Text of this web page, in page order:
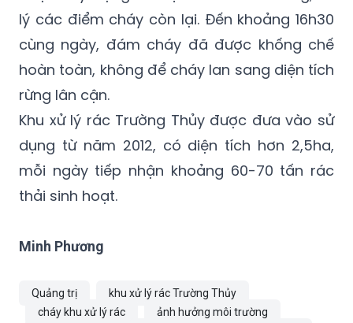
lý các điểm cháy còn lại. Đến khoảng 16h30
cùng ngày, đám cháy đã được khống chế
hoàn toàn, không để cháy lan sang diện tích
rừng lân cận.
Khu xử lý rác Trường Thủy được đưa vào sử
dụng từ năm 2012, có diện tích hơn 2,5ha,
mỗi ngày tiếp nhận khoảng 60-70 tấn rác
thải sinh hoạt.
Minh Phương
Quảng trị
khu xử lý rác Trường Thủy
cháy khu xử lý rác
ảnh hưởng môi trường